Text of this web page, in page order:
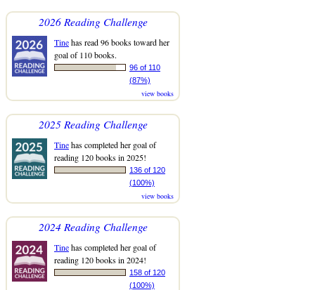
2026 Reading Challenge
Tinehas read 96 books toward her
goal of 110 books.
96 of 110
(87%)
view books
2025 Reading Challenge
Tinehas completed her goal of
reading 120 books in 2025!
136 of 120
(100%)
view books
2024 Reading Challenge
Tinehas completed her goal of
reading 120 books in 2024!
158 of 120
(100%)